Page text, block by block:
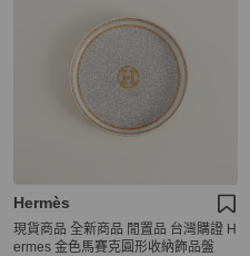
Hermès
現貨商品 全新商品 閒置品 台灣購證 H
ermes 金色馬賽克圓形收納飾品盤